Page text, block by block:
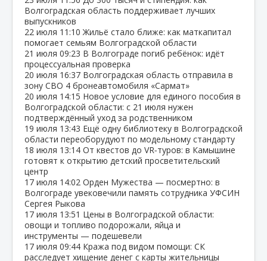
Волгоградская область поддерживает лучших
выпускников
22 июля 11:10 Жильё стало ближе: как маткапитал
помогает семьям Волгоградской области
21 июля 09:23 В Волгограде погиб ребёнок: идёт
процессуальная проверка
20 июля 16:37 Волгоградская область отправила в
зону СВО 4 бронеавтомобиля «Сармат»
20 июля 14:15 Новое условие для единого пособия в
Волгоградской области: с 21 июля нужен
подтверждённый уход за родственником
19 июля 13:43 Ещё одну библиотеку в Волгоградской
области переоборудуют по модельному стандарту
18 июля 13:14 От квестов до VR‑туров: в Камышине
готовят к открытию детский просветительский
центр
17 июля 14:02 Орден Мужества — посмертно: в
Волгограде увековечили память сотрудника УФСИН
Сергея Рыкова
17 июля 13:51 Цены в Волгоградской области:
овощи и топливо подорожали, яйца и
инструменты — подешевели
17 июля 09:44 Кража под видом помощи: СК
расследует хищение денег с карты жительницы